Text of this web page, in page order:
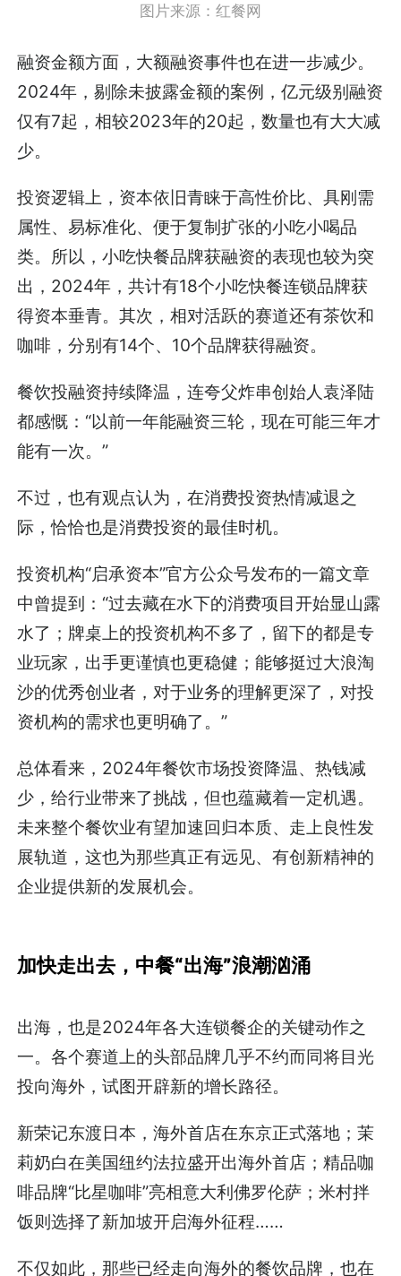
图片来源：红餐网
融资金额方面，大额融资事件也在进一步减少。
2024年，剔除未披露金额的案例，亿元级别融资
仅有7起，相较2023年的20起，数量也有大大减
少。
投资逻辑上，资本依旧青睐于高性价比、具刚需
属性、易标准化、便于复制扩张的小吃小喝品
类。所以，小吃快餐品牌获融资的表现也较为突
出，2024年，共计有18个小吃快餐连锁品牌获
得资本垂青。其次，相对活跃的赛道还有茶饮和
咖啡，分别有14个、10个品牌获得融资。
餐饮投融资持续降温，连夸父炸串创始人袁泽陆
都感慨：“以前一年能融资三轮，现在可能三年才
能有一次。”
不过，也有观点认为，在消费投资热情减退之
际，恰恰也是消费投资的最佳时机。
投资机构“启承资本”官方公众号发布的一篇文章
中曾提到：“过去藏在水下的消费项目开始显山露
水了；牌桌上的投资机构不多了，留下的都是专
业玩家，出手更谨慎也更稳健；能够挺过大浪淘
沙的优秀创业者，对于业务的理解更深了，对投
资机构的需求也更明确了。”
总体看来，2024年餐饮市场投资降温、热钱减
少，给行业带来了挑战，但也蕴藏着一定机遇。
未来整个餐饮业有望加速回归本质、走上良性发
展轨道，这也为那些真正有远见、有创新精神的
企业提供新的发展机会。
加快走出去， 中餐“出海”浪潮汹涌
出海，也是2024年各大连锁餐企的关键动作之
一。各个赛道上的头部品牌几乎不约而同将目光
投向海外，试图开辟新的增长路径。
新荣记东渡日本，海外首店在东京正式落地；茉
莉奶白在美国纽约法拉盛开出海外首店；精品咖
啡品牌“比星咖啡”亮相意大利佛罗伦萨；米村拌
饭则选择了新加坡开启海外征程……
不仅如此，那些已经走向海外的餐饮品牌，也在